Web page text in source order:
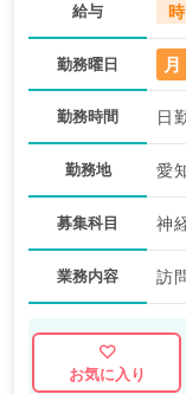
給与
勤務曜日 月
勤務時間 日
勤務地 愛
募集科目
業務内容 訪
お気に入り